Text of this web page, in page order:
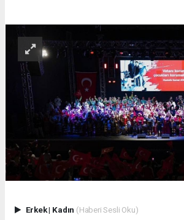
Erkek| Kadın (Haberi Sesli Oku)